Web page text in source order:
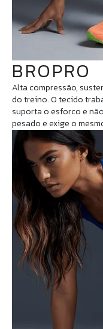
BROPRO
Alta compressão,
do treino. O tecido
suporta o esforco e
pesado e exige o